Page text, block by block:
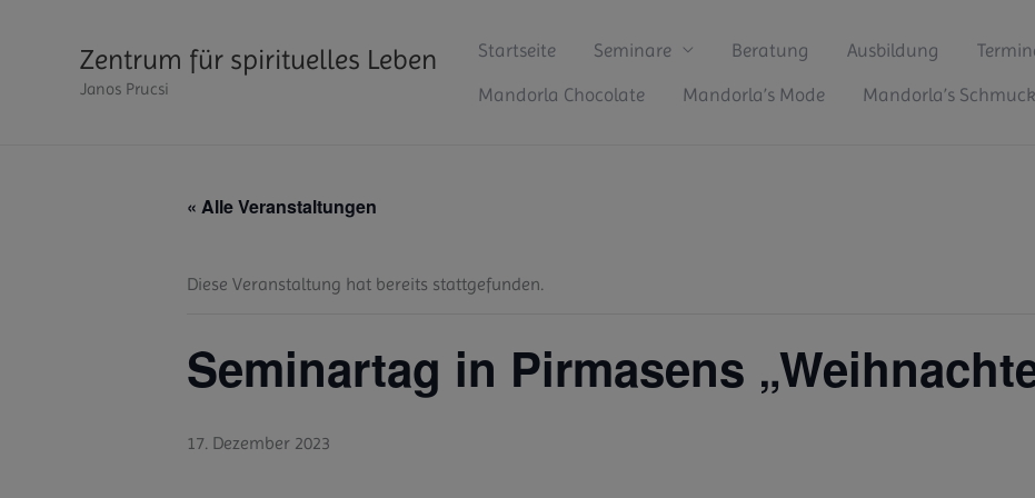
Zentrum für spirituelles Leben
Janos Prucsi
Startseite Seminare Beratung Ausbildung
Mandorla Chocolate
Mandorla’s Mode Mandorla’s Schmuck
« Alle Veranstaltungen
Diese Veranstaltung hat bereits stattgefunden.
Seminartag in Pirmasens
17. Dezember 2023